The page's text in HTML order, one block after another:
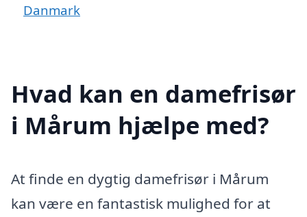
Danmark
Hvad kan en damefrisør
i Mårum hjælpe med?
At finde en dygtig damefrisør i Mårum
kan være en fantastisk mulighed for at